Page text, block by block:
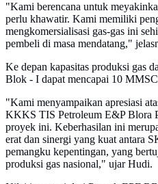
"Kami berencana untuk
perlu khawatir. Kami memiliki
mengkomersialisasi gas-gas ini
pembeli di masa mendatang,"
Ke depan kapasitas produksi gas
Blok - I dapat mencapai 10
"Kami menyampaikan apresiasi
KKKS TIS Petroleum E&P Blora
proyek ini. Keberhasilan ini
erat dan sinergi yang kuat antara
pemangku kepentingan, yang
produksi gas nasional," ujar Hudi.